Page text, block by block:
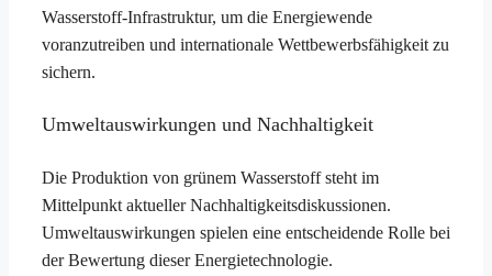
Wasserstoff-Infrastruktur, um die Energiewende
voranzutreiben und internationale Wettbewerbsfähigkeit zu
sichern.
Umweltauswirkungen und Nachhaltigkeit
Die Produktion von grünem Wasserstoff steht im
Mittelpunkt aktueller Nachhaltigkeitsdiskussionen.
Umweltauswirkungen spielen eine entscheidende Rolle bei
der Bewertung dieser Energietechnologie.